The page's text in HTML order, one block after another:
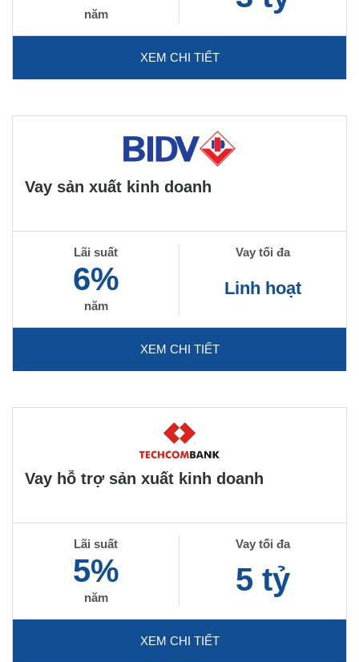
năm
XEM CHI TIẾT
Vay sản xuất kinh doanh
Lãi suất
6%
năm
Vay tối đa
Linh hoạt
XEM CHI TIẾT
Vay hỗ trợ sản xuất kinh doanh
Lãi suất
5%
năm
Vay tối đa
5 tỷ
XEM CHI TIẾT